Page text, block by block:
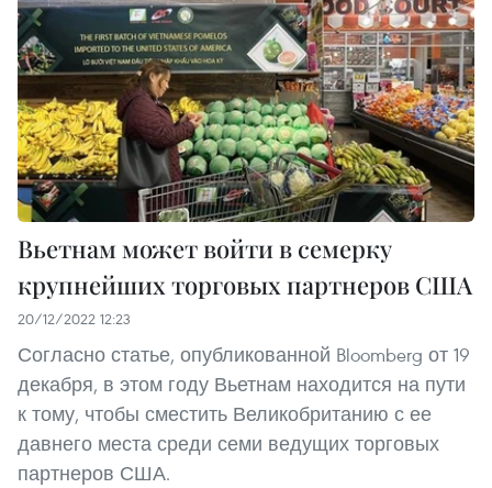
Вьетнам может войти в семерку
крупнейших торговых партнеров США
20/12/2022 12:23
Согласно статье, опубликованной Bloomberg от 19
декабря, в этом году Вьетнам находится на пути
к тому, чтобы сместить Великобританию с ее
давнего места среди семи ведущих торговых
партнеров США.